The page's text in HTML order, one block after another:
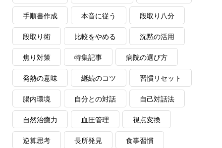
手順書作成 本音に従う 段取り八分
段取り術 比較をやめる 沈黙の活用
焦り対策 特集記事 病院の選び方
発熱の意味 継続のコツ 習慣リセット
腸内環境 自分との対話 自己対話法
自然治癒力 血圧管理 視点変換
逆算思考 長所発見 食事習慣